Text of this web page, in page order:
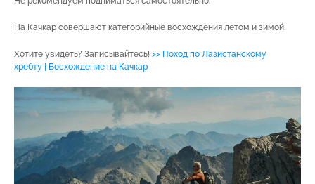
На Качкар совершают категорийные восхождения летом и зимой.
Хотите увидеть? Записывайтесь! >> Поход по Лазистанскому
хребту | Восхождение на Качкар